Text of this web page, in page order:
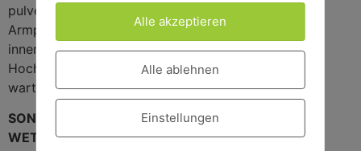
pulverbeschichtet
Armprofile in Aluminium, stranggespresst, starke
innenliegende Federn, Sicherung gegen eventuelles
Hochschlagen, Armhalter und Mittelgelenke
wartungsfrei gelagert, Doppelseil
SONNE- UND WINDWÄCHTER – INTELLIGENTER
WETTERRADAR MIT AUTOMATIK
Alle akzeptieren
Alle ablehnen
Einstellungen